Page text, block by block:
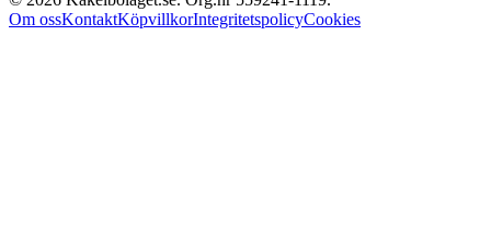
Om ossKontaktKöpvillkorIntegritetspolicyCookies